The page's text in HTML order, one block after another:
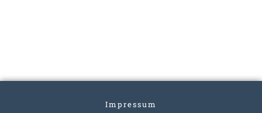
Impressum